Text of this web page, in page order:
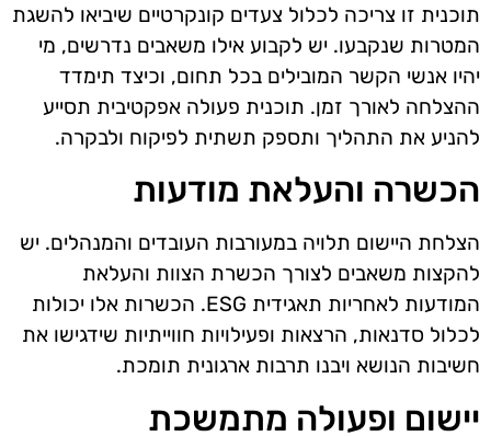
תוכנית זו צריכה לכלול צעדים קונקרטיים שיביאו להשגת
המטרות שנקבעו. יש לקבוע אילו משאבים נדרשים, מי
יהיו אנשי הקשר המובילים בכל תחום, וכיצד תימדד
ההצלחה לאורך זמן. תוכנית פעולה אפקטיבית תסייע
להניע את התהליך ותספק תשתית לפיקוח ולבקרה.
הכשרה והעלאת מודעות
הצלחת היישום תלויה במעורבות העובדים והמנהלים. יש
להקצות משאבים לצורך הכשרת הצוות והעלאת
המודעות לאחריות תאגידית ESG. הכשרות אלו יכולות
לכלול סדנאות, הרצאות ופעילויות חווייתיות שידגישו את
חשיבות הנושא ויבנו תרבות ארגונית תומכת.
יישום ופעולה מתמשכת